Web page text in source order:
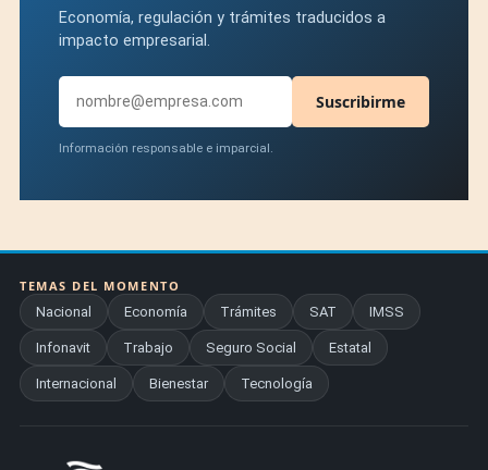
Economía, regulación y trámites traducidos a
impacto empresarial.
Suscribirme
Información responsable e imparcial.
TEMAS DEL MOMENTO
Nacional
Economía Trámites SAT IMSS
Infonavit Trabajo Seguro Social Estatal
Internacional Bienestar Tecnología